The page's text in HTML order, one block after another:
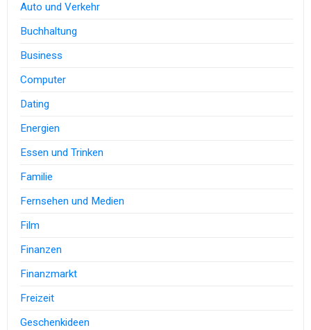
Auto und Verkehr
Buchhaltung
Business
Computer
Dating
Energien
Essen und Trinken
Familie
Fernsehen und Medien
Film
Finanzen
Finanzmarkt
Freizeit
Geschenkideen